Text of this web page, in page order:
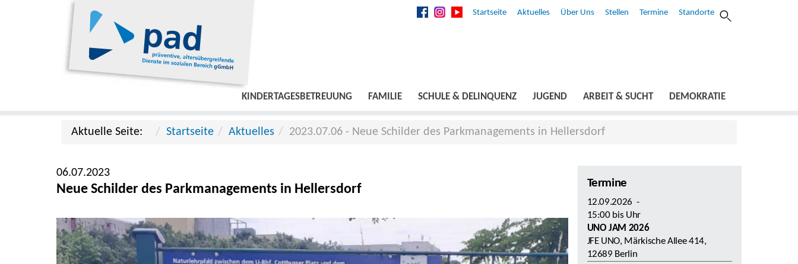
Startseite Aktuelles Über Uns Stellen Termine Standorte
KINDERTAGESBETREUUNG FAMILIE SCHULE & DELINQUENZ JUGEND ARBEIT & SUCHT DEMOKRATIE
Aktuelle Seite: Startseite Aktuelles 2023.07.06 - Neue Schilder des Parkmanagements in Hellersdorf
06.07.2023
Neue Schilder des Parkmanagements in Hellersdorf Termine
12.09.2026 -
15:00bis Uhr
UNO JAM 2026
JFE UNO, Märkische Allee 414,
12689 Berlin